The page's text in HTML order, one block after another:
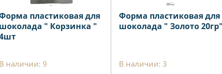
пластиковая для
" Корзинка "
наличии: 9
Форма пластиковая для
шоколада " Золото
В наличии: 3